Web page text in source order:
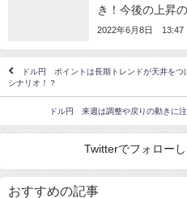
き！今後の上昇
2022年6月8日 13:47
ドル円 ポイントは長期トレンドが天井をつ
シナリオ！？
ドル円 来週は調整や戻りの動きに
Twitterでフォローし
おすすめの記事